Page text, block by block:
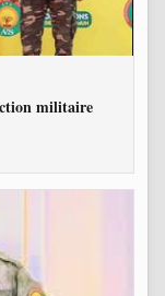
militaire